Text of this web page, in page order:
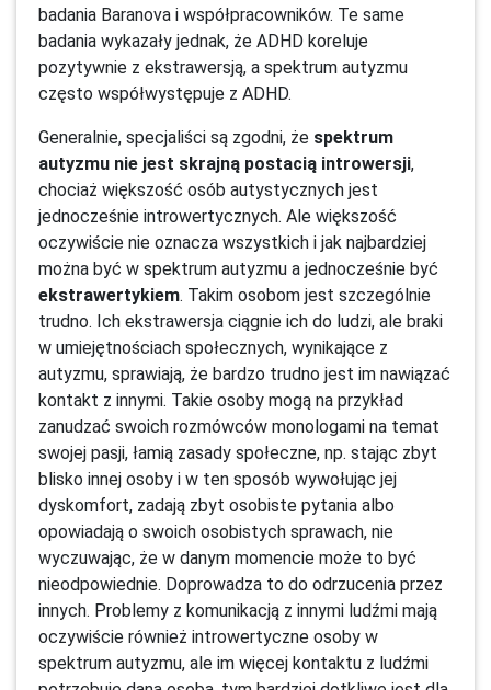
badania Baranova i współpracowników. Te same
badania wykazały jednak, że ADHD koreluje
pozytywnie z ekstrawersją, a spektrum autyzmu
często współwystępuje z ADHD.
Generalnie, specjaliści są zgodni, że spektrum
autyzmu nie jest skrajną postacią introwersji,
chociaż większość osób autystycznych jest
jednocześnie introwertycznych. Ale większość
oczywiście nie oznacza wszystkich i jak najbardziej
można być w spektrum autyzmu a jednocześnie być
ekstrawertykiem. Takim osobom jest szczególnie
trudno. Ich ekstrawersja ciągnie ich do ludzi, ale braki
w umiejętnościach społecznych, wynikające z
autyzmu, sprawiają, że bardzo trudno jest im nawiązać
kontakt z innymi. Takie osoby mogą na przykład
zanudzać swoich rozmówców monologami na temat
swojej pasji, łamią zasady społeczne, np. stając zbyt
blisko innej osoby i w ten sposób wywołując jej
dyskomfort, zadają zbyt osobiste pytania albo
opowiadają o swoich osobistych sprawach, nie
wyczuwając, że w danym momencie może to być
nieodpowiednie. Doprowadza to do odrzucenia przez
innych. Problemy z komunikacją z innymi ludźmi mają
oczywiście również introwertyczne osoby w
spektrum autyzmu, ale im więcej kontaktu z ludźmi